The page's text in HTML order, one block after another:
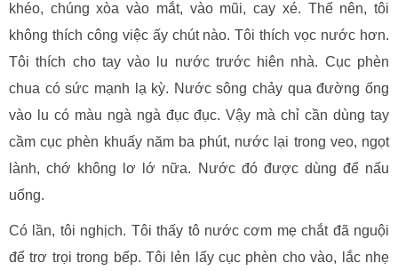
khéo, chúng xòa vào mắt, vào mũi, cay xé. Thế nên, tôi
không thích công việc ấy chút nào. Tôi thích vọc nước hơn.
Tôi thích cho tay vào lu nước trước hiên nhà. Cục phèn
chua có sức mạnh lạ kỳ. Nước sông chảy qua đường ống
vào lu có màu ngà ngà đục đục. Vậy mà chỉ cần dùng tay
cầm cục phèn khuấy năm ba phút, nước lại trong veo, ngọt
lành, chớ không lơ lớ nữa. Nước đó được dùng để nấu
uống.
Có lần, tôi nghịch. Tôi thấy tô nước cơm mẹ chắt đã nguội
để trơ trọi trong bếp. Tôi lẻn lấy cục phèn cho vào, lắc nhẹ